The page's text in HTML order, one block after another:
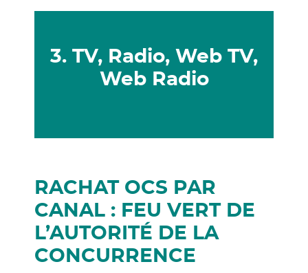
3. TV, Radio, Web TV,
Web Radio
RACHAT OCS PAR
CANAL : FEU VERT DE
L’AUTORITÉ DE LA
CONCURRENCE